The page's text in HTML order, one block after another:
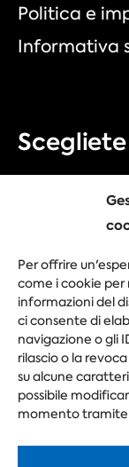
Per offrire
come i cookie
informazioni del
ci consente di
navigazione o gli
rilascio o la
su alcune
possibile
momento tramite
Politica e
Informativa
Festival